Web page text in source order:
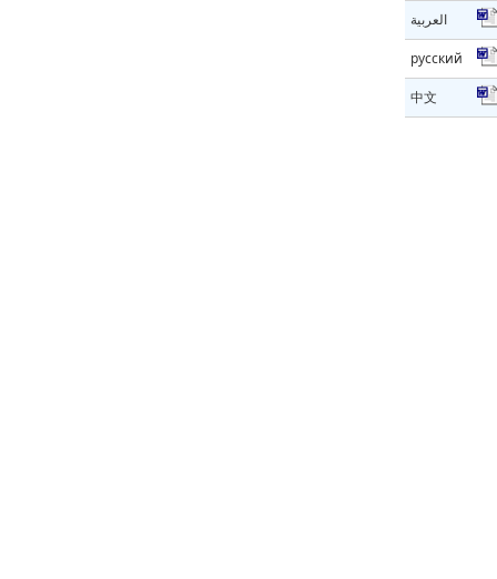
العربية
русский
中文